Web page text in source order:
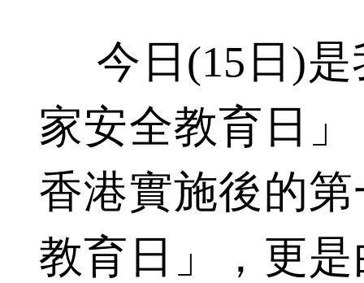
今日(15日)是
家安全教育日
香港實施後的
教育日」，更